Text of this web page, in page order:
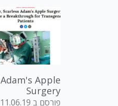
Adam's Apple
Surgery